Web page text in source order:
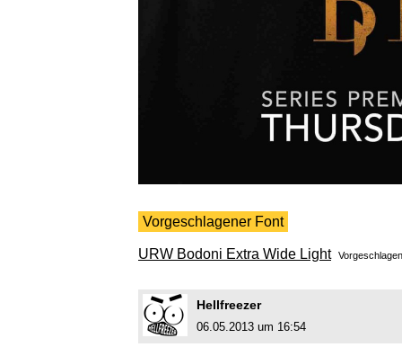
Vorgeschlagener Font
URW Bodoni Extra Wide Light
Hellfreezer
06.05.2013 um 16:54